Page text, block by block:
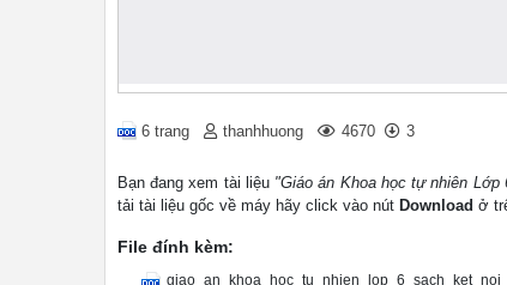
6 trang thanhhuong 4670 3
Bạn đang xem tài liệu "Giáo án Khoa học tự nhiên
tải tài liệu gốc về máy hãy click vào nút Download ở
File đính kèm: